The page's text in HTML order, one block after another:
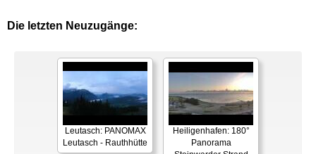
Die letzten Neuzugänge:
Leutasch: PANOMAX
Leutasch - Rauthhütte
Heiligenhafen: 180°
Panorama